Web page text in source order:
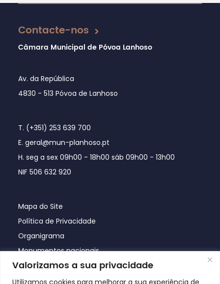
Valorizamos a sua privacidade
Utilizamos cookies para melhorar a sua experiência de
Atualizado em 16/02/2023
Contacte-nos
Câmara Municipal de Póvoa Lanhoso
Av. da República
4830 - 513 Póvoa de Lanhoso
T. (+351) 253 639 700
E. geral@mun-planhoso.pt
H. seg a sex 09h00 - 18h00 sáb 09h00 - 13h00
NIF 506 632 920
Mapa do Site
Política de Privacidade
Organigrama
Monumentos nacionais